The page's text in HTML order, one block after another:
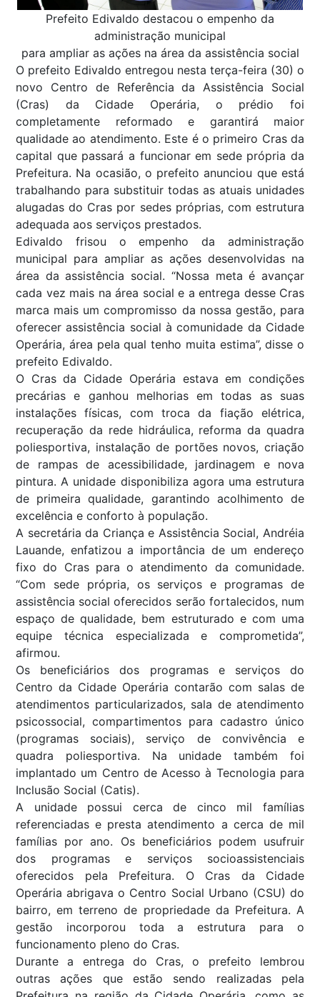
Prefeito Edivaldo destacou o empenho da
administração municipal
para ampliar as ações na área da assistência social
O prefeito Edivaldo entregou nesta terça-feira (30) o
novo Centro de Referência da Assistência Social
(Cras) da Cidade Operária, o prédio foi
completamente reformado e garantirá maior
qualidade ao atendimento. Este é o primeiro Cras da
capital que passará a funcionar em sede própria da
Prefeitura. Na ocasião, o prefeito anunciou que está
trabalhando para substituir todas as atuais unidades
alugadas do Cras por sedes próprias, com estrutura
adequada aos serviços prestados.
Edivaldo frisou o empenho da administração
municipal para ampliar as ações desenvolvidas na
área da assistência social. “Nossa meta é avançar
cada vez mais na área social e a entrega desse Cras
marca mais um compromisso da nossa gestão, para
oferecer assistência social à comunidade da Cidade
Operária, área pela qual tenho muita estima”, disse o
prefeito Edivaldo.
O Cras da Cidade Operária estava em condições
precárias e ganhou melhorias em todas as suas
instalações físicas, com troca da fiação elétrica,
recuperação da rede hidráulica, reforma da quadra
poliesportiva, instalação de portões novos, criação
de rampas de acessibilidade, jardinagem e nova
pintura. A unidade disponibiliza agora uma estrutura
de primeira qualidade, garantindo acolhimento de
excelência e conforto à população.
A secretária da Criança e Assistência Social, Andréia
Lauande, enfatizou a importância de um endereço
fixo do Cras para o atendimento da comunidade.
“Com sede própria, os serviços e programas de
assistência social oferecidos serão fortalecidos, num
espaço de qualidade, bem estruturado e com uma
equipe técnica especializada e comprometida”,
afirmou.
Os beneficiários dos programas e serviços do
Centro da Cidade Operária contarão com salas de
atendimentos particularizados, sala de atendimento
psicossocial, compartimentos para cadastro único
(programas sociais), serviço de convivência e
quadra poliesportiva. Na unidade também foi
implantado um Centro de Acesso à Tecnologia para
Inclusão Social (Catis).
A unidade possui cerca de cinco mil famílias
referenciadas e presta atendimento a cerca de mil
famílias por ano. Os beneficiários podem usufruir
dos programas e serviços socioassistenciais
oferecidos pela Prefeitura. O Cras da Cidade
Operária abrigava o Centro Social Urbano (CSU) do
bairro, em terreno de propriedade da Prefeitura. A
gestão incorporou toda a estrutura para o
funcionamento pleno do Cras.
Durante a entrega do Cras, o prefeito lembrou
outras ações que estão sendo realizadas pela